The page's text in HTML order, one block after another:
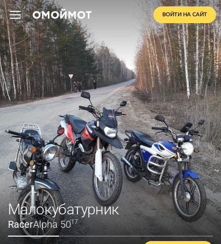
ВОЙТИ НА САЙТ
Малокубатурник
RacerAlpha 50'17